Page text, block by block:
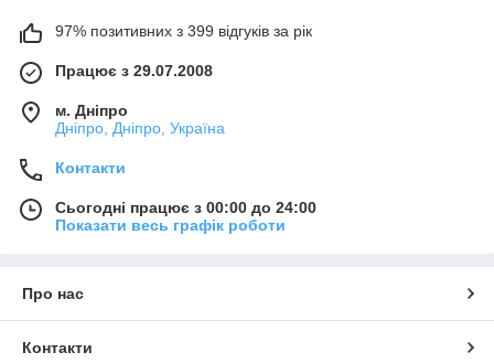
97% позитивних з 399 відгуків за рік
Працює з 29.07.2008
м. Дніпро
Дніпро, Дніпро, Україна
Контакти
Сьогодні працює з 00:00 до 24:00
Показати весь графік роботи
Про нас
Контакти